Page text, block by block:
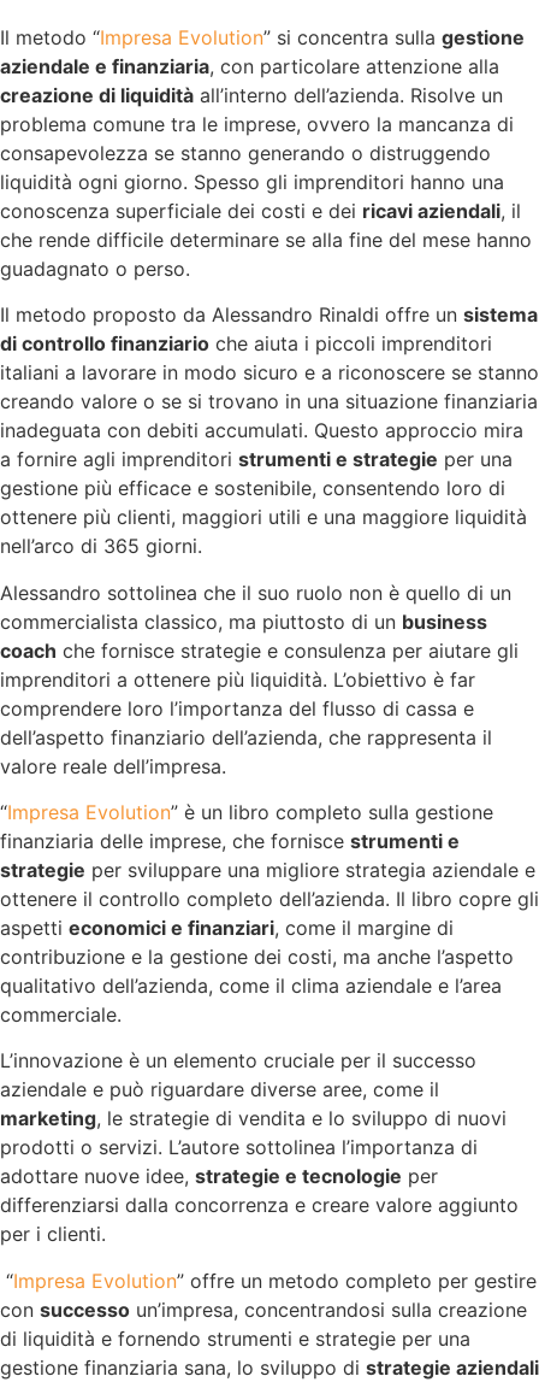
Il metodo “Impresa Evolution” si concentra sulla gestione
aziendale e finanziaria, con particolare attenzione alla
creazione di liquidità all’interno dell’azienda. Risolve un
problema comune tra le imprese, ovvero la mancanza di
consapevolezza se stanno generando o distruggendo
liquidità ogni giorno. Spesso gli imprenditori hanno una
conoscenza superficiale dei costi e dei ricavi aziendali, il
che rende difficile determinare se alla fine del mese hanno
guadagnato o perso.
Il metodo proposto da Alessandro Rinaldi offre un sistema
di controllo finanziario che aiuta i piccoli imprenditori
italiani a lavorare in modo sicuro e a riconoscere se stanno
creando valore o se si trovano in una situazione finanziaria
inadeguata con debiti accumulati. Questo approccio mira
a fornire agli imprenditori strumenti e strategie per una
gestione più efficace e sostenibile, consentendo loro di
ottenere più clienti, maggiori utili e una maggiore liquidità
nell’arco di 365 giorni.
Alessandro sottolinea che il suo ruolo non è quello di un
commercialista classico, ma piuttosto di un business
coach che fornisce strategie e consulenza per aiutare gli
imprenditori a ottenere più liquidità. L’obiettivo è far
comprendere loro l’importanza del flusso di cassa e
dell’aspetto finanziario dell’azienda, che rappresenta il
valore reale dell’impresa.
“Impresa Evolution” è un libro completo sulla gestione
finanziaria delle imprese, che fornisce strumenti e
strategie per sviluppare una migliore strategia aziendale e
ottenere il controllo completo dell’azienda. Il libro copre gli
aspetti economici e finanziari, come il margine di
contribuzione e la gestione dei costi, ma anche l’aspetto
qualitativo dell’azienda, come il clima aziendale e l’area
commerciale.
L’innovazione è un elemento cruciale per il successo
aziendale e può riguardare diverse aree, come il
marketing, le strategie di vendita e lo sviluppo di nuovi
prodotti o servizi. L’autore sottolinea l’importanza di
adottare nuove idee, strategie e tecnologie per
differenziarsi dalla concorrenza e creare valore aggiunto
per i clienti.
“Impresa Evolution” offre un metodo completo per gestire
con successo un’impresa, concentrandosi sulla creazione
di liquidità e fornendo strumenti e strategie per una
gestione finanziaria sana, lo sviluppo di strategie aziendali